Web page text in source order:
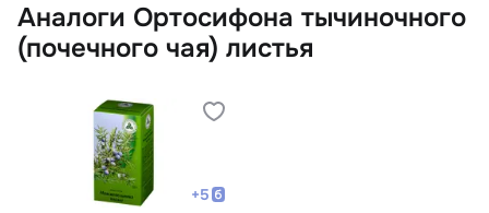
Аналоги Ортосифона тычиночного
(почечного чая) листья
+5